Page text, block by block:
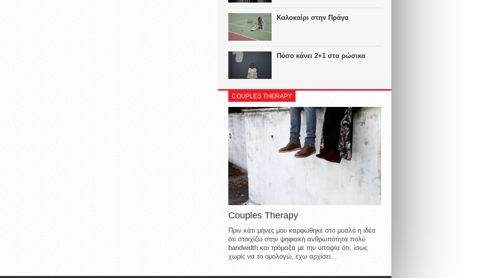
Καλοκαίρι στην Πράγα
Πόσο κάνει 2+1 στα ρώσικα
COUPLES THERAPY
Couples Therapy
Πριν κάτι μήνες μου καρφώθηκε στο μυαλό η ιδέα
ότι στοιχίζω στην ψηφιακή ανθρωπότητα πολύ
bandwidth και τρόμαξα με την υποψία ότι, ίσως
χωρίς να το ομολογώ, έχω αρχίσει...